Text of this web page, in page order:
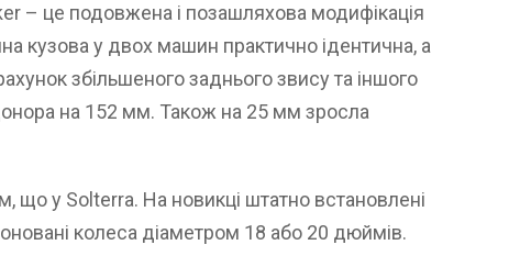
– це подовжена і позашляхова модифікація
кузова у двох машин практично ідентична, а
збільшеного заднього звису та іншого
на 152 мм. Також на 25 мм зросла
що у Solterra. На новикці штатно встановлені
колеса діаметром 18 або 20 дюймів.